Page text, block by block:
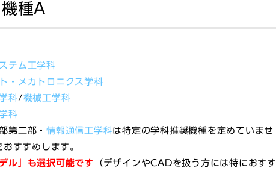
種A
テム工学科
・メカトロニクス学科
科/機械工学科
科
第二部・ 情報通信工学科は特定の学科推奨機種を定めていませ
すすめします。
ル」も選択可能です
（デザインやCADを扱う方には特におすす